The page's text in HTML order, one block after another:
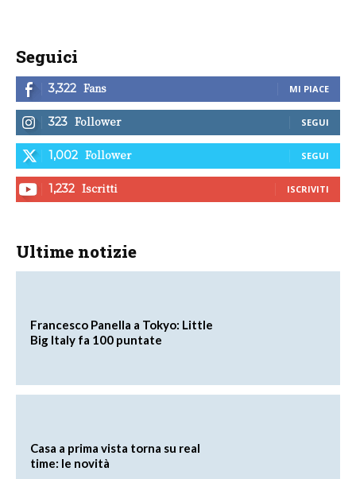
Seguici
3,322 Fans MI PIACE
323 Follower SEGUI
1,002 Follower SEGUI
1,232 Iscritti ISCRIVITI
Ultime notizie
Francesco Panella a Tokyo: Little
Big Italy fa 100 puntate
Casa a prima vista torna su real
time: le novità